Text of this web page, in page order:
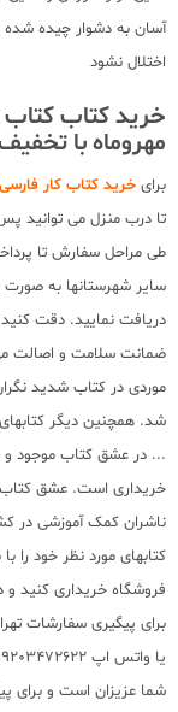
آسان به دشوار چیده شده
اختلال نشود
خرید کتاب
مهروماه با
برای خرید کتاب کار
تا درب منزل می توانید
طی مراحل سفارش تا
سایر شهرستانها به
دریافت نمایید. دقت
ضمانت سلامت و اصالت
موردی در کتاب شدید
شد. همچنین دیگر
... در عشق کتاب موجود و
خریداری است. عشق کتاب
ناشران کمک آموزشی در
کتابهای مورد نظر خود
فروشگاه خریداری کنید
برای پیگیری سفارشات
شما عزیزان است و برای